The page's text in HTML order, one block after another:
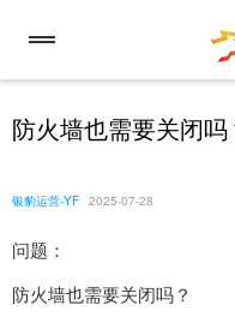
防火墙也需要关闭吗
银豹运营-YF 2025-07-28
问题：
防火墙也需要关闭吗？